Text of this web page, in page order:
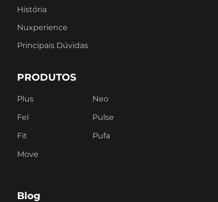
História
Nuxperience
Principais Dúvidas
PRODUTOS
Plus
Fel
Fit
Move
Neo
Pulse
Pufa
Blog